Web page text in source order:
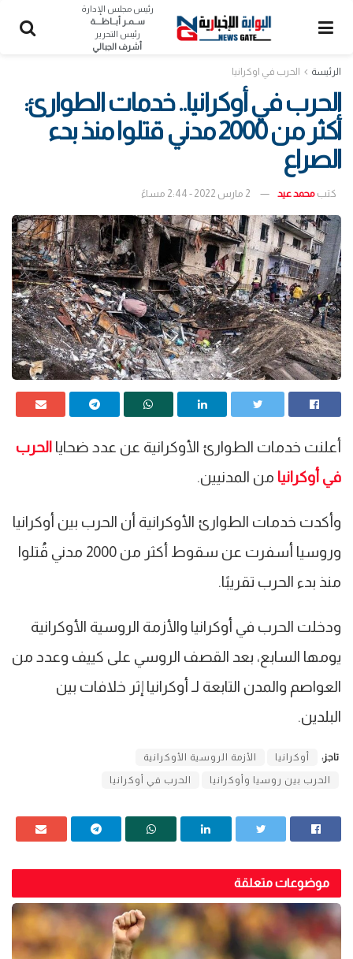
رئيس مجلس الإدارة
ســمـر أبــاظــــة
رئيس التحرير
أشرف الجبالي
الرئيسة الحرب في اوكرانيا
الحرب في أوكرانيا.. خدمات الطوارئ:
أكثر من 2000 مدني قتلوا منذ بدء
الصراع
كتب محمد عيد 2 مارس 2022 - 2:44 مساءً
أعلنت خدمات الطوارئ الأوكرانية عن عدد ضحايا الحرب
في أوكرانيا من المدنيين.
وأكدت خدمات الطوارئ الأوكرانية أن الحرب بين أوكرانيا
وروسيا أسفرت عن سقوط أكثر من 2000 مدني قُتلوا
منذ بدء الحرب تقريبًا.
ودخلت الحرب في أوكرانيا والأزمة الروسية الأوكرانية
يومها السابع، بعد القصف الروسي على كييف وعدد من
العواصم والمدن التابعة لـ أوكرانيا إثر خلافات بين
البلدين.
تاجز: أوكرانيا الأزمة الروسية الأوكرانية
الحرب بين روسيا وأوكرانيا الحرب في أوكرانيا
موضوعات متعلقة